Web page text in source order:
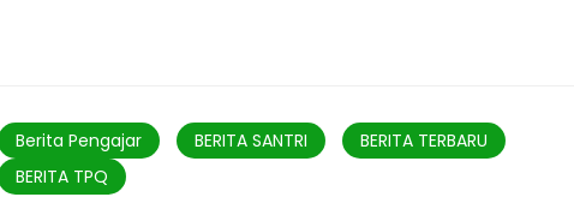
Berita Pengajar BERITA SANTRI
BERITA TERBARU
BERITA TPQ